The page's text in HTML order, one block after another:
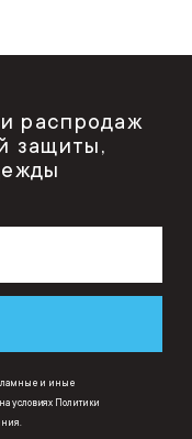
распродаж
защиты,
и иные
условиях Политики